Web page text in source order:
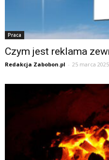
Praca
Czym jest reklama
Redakcja Zabobon.pl - 25 marca 2025